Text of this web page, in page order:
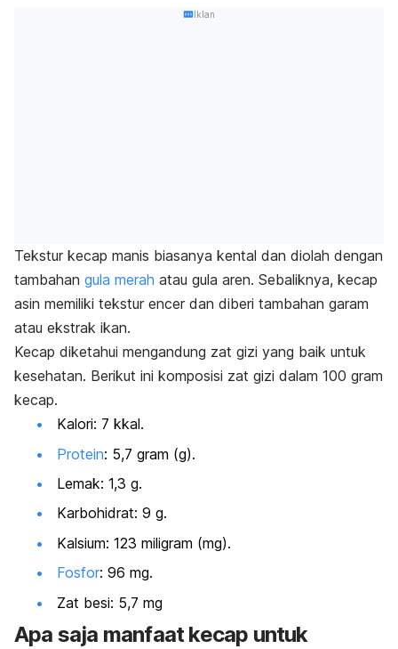
Iklan
Tekstur kecap manis biasanya kental dan diolah dengan
tambahan gula merah atau gula aren. Sebaliknya, kecap
asin memiliki tekstur encer dan diberi tambahan garam
atau ekstrak ikan.
Kecap diketahui mengandung zat gizi yang baik untuk
kesehatan. Berikut ini komposisi zat gizi dalam 100 gram
kecap.
Kalori: 7 kkal.
Protein: 5,7 gram (g).
Lemak: 1,3 g.
Karbohidrat: 9 g.
Kalsium: 123 miligram (mg).
Fosfor: 96 mg.
Zat besi: 5,7 mg
Apa saja manfaat kecap untuk